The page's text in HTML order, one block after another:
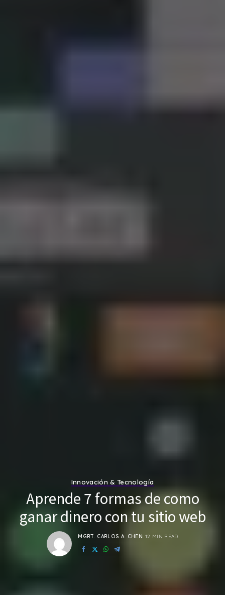
Innovación & Tecnología
Aprende 7 formas de como
ganar dinero con tu sitio web
POSTED
BY
MGRT. CARLOS A. CHEN 12 MIN READ